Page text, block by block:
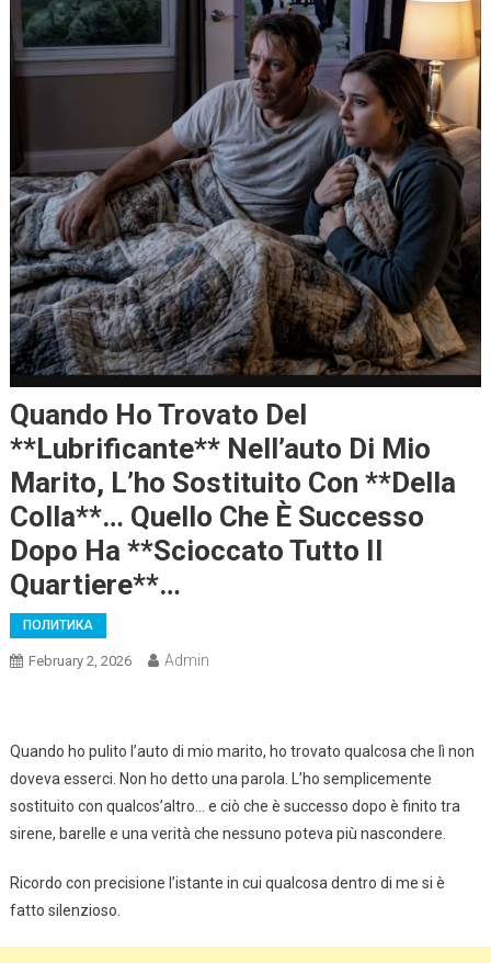
Quando Ho Trovato Del
**lubrificante** Nell’auto Di Mio
Marito, L’ho Sostituito Con **della
Colla**… Quello Che È Successo
Dopo Ha **scioccato Tutto Il
Quartiere**…
ПОЛИТИКА
February 2, 2026 Admin
Quando ho pulito l’auto di mio marito, ho trovato qualcosa che lì non
doveva esserci. Non ho detto una parola. L’ho semplicemente
sostituito con qualcos’altro… e ciò che è successo dopo è finito tra
sirene, barelle e una verità che nessuno poteva più nascondere.
Ricordo con precisione l’istante in cui qualcosa dentro di me si è
fatto silenzioso.